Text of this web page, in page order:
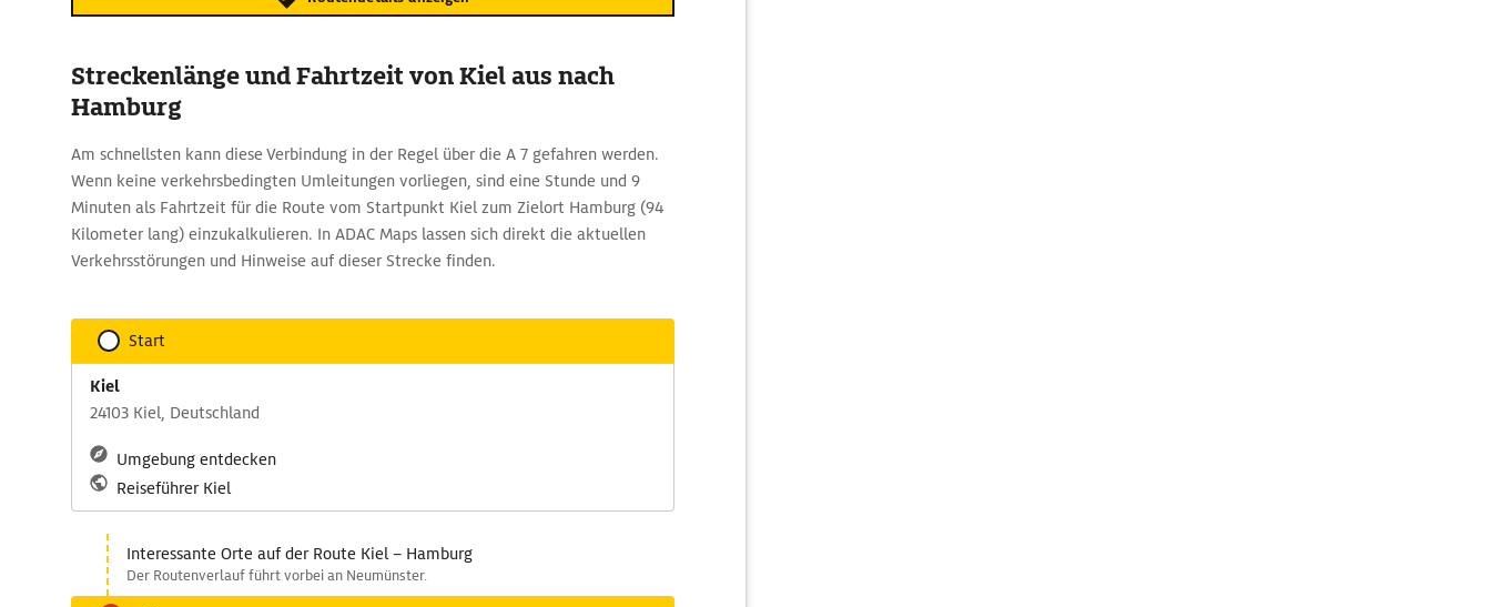
Streckenlänge und Fahrtzeit von Kiel aus nach
Hamburg
Am schnellsten kann diese Verbindung in der Regel über die A 7 gefahren werden.
Wenn keine verkehrsbedingten Umleitungen vorliegen, sind eine Stunde und 9
Minuten als Fahrtzeit für die Route vom Startpunkt Kiel zum Zielort Hamburg (94
Kilometer lang) einzukalkulieren. In ADAC Maps lassen sich direkt die aktuellen
Verkehrsstörungen und Hinweise auf dieser Strecke finden.
Start
Kiel
24103 Kiel, Deutschland
Umgebung entdecken
Reiseführer Kiel
Interessante Orte auf der Route Kiel – Hamburg
Der Routenverlauf führt vorbei an Neumünster.